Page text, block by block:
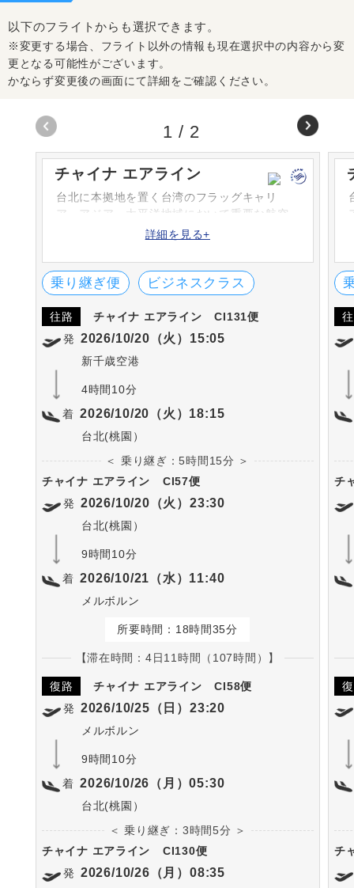
以下のフライトからも選択できます。
※変更する場合、フライト以外の情報も現在選択中の内容から変
更となる可能性がございます。
かならず変更後の画面にて詳細をご確認ください。
チャイナ エアライン
台北に本拠地を置く台湾のフラッグキャリ
ア。アジア・太平洋地域において重要な航空
会社であり、アジアをはじめ、アメリカ、ヨ
就航しています。スカイチームにも加盟をし
ています。
詳細を見る+
乗り継ぎ便 ビジネスクラス
往路 チャイナ エアライン
CI131便
発 2026/10/20（火）15:05
新千歳空港
4時間10分
着 2026/10/20（火）18:15
台北(桃園）
＜ 乗り継ぎ：5時間15分 ＞
チャイナ エアライン
CI57便
発 2026/10/20（火）23:30
台北(桃園）
9時間10分
着 2026/10/21（水）11:40
メルボルン
所要時間：18時間35分
【滞在時間：4日11時間（107時間）】
復路 チャイナ エアライン
CI58便
発 2026/10/25（日）23:20
メルボルン
9時間10分
着 2026/10/26（月）05:30
台北(桃園）
＜ 乗り継ぎ：3時間5分 ＞
チャイナ エアライン
CI130便
発 2026/10/26（月）08:35
チ
チ
1 / 2